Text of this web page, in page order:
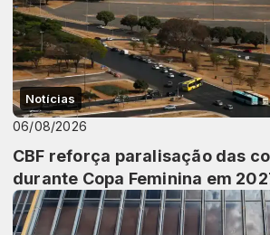
Notícias
06/08/2026
CBF reforça paralisação das
durante Copa Feminina em